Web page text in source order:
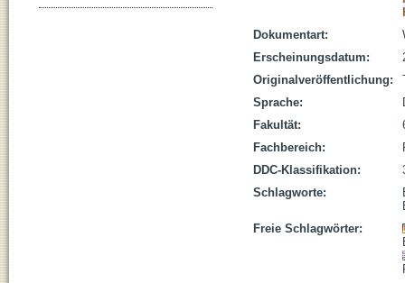
Dokumentart:
Erscheinungsdatum:
Originalveröffentlichung:
Sprache:
Fakultät:
Fachbereich:
DDC-Klassifikation:
Schlagworte:
Freie Schlagwörter: